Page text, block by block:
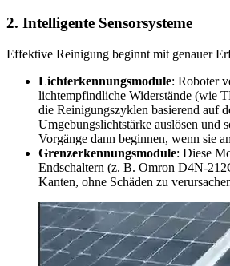
2. Intelligente Sensorsysteme
Effektive Reinigung beginnt mit genauer
Lichterkennungsmodule: Roboter
lichtempfindliche Widerstände (wie
die Reinigungszyklen basierend auf
Umgebungslichtstärke auslösen und
Vorgänge dann beginnen, wenn sie
Grenzerkennungsmodule: Diese
Endschaltern (z. B. Omron D4N-
Kanten, ohne Schäden zu